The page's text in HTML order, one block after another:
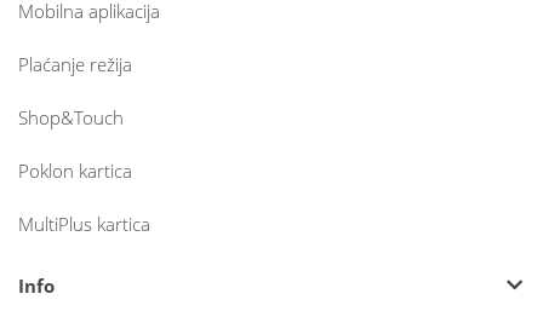
Mobilna aplikacija
Plaćanje režija
Shop&Touch
Poklon kartica
MultiPlus kartica
Info